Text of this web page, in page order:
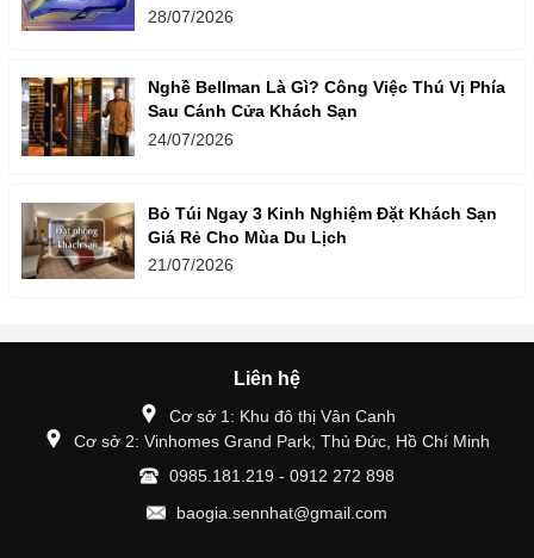
28/07/2026
Nghề Bellman Là Gì? Công Việc Thú Vị Phía
Sau Cánh Cửa Khách Sạn
24/07/2026
Bỏ Túi Ngay 3 Kinh Nghiệm Đặt Khách Sạn
Giá Rẻ Cho Mùa Du Lịch
21/07/2026
Liên hệ
Cơ sở 1: Khu đô thị Vân Canh
Cơ sở 2: Vinhomes Grand Park, Thủ Đức, Hồ Chí Minh
0985.181.219 - 0912 272 898
baogia.sennhat@gmail.com